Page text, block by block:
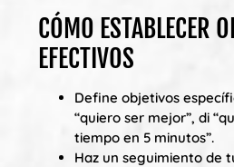
CÓMO ESTABLECER
EFECTIVOS
Define objetivos
“quiero ser mejor”, di
tiempo en 5 minutos”.
Haz un seguimiento de